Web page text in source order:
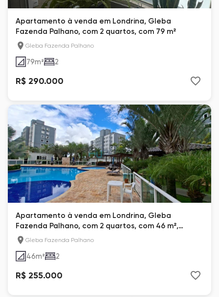
Apartamento à venda em Londrina, Gleba
Fazenda Palhano, com 2 quartos, com 79 m²
Gleba Fazenda Palhano
79m² 2
R$ 290.000
Apartamento à venda em Londrina, Gleba
Fazenda Palhano, com 2 quartos, com 46 m²,
Spazio Leopoldina
Gleba Fazenda Palhano
46m² 2
R$ 255.000